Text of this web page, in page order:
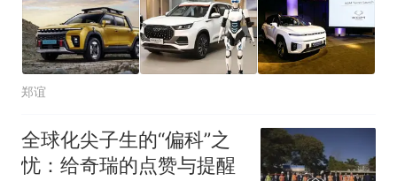
郑谊
全球化尖子生的“偏科”之
忧：给奇瑞的点赞与提醒